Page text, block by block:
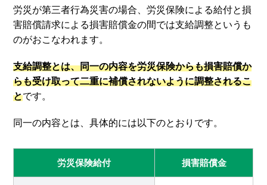
労災が第三者行為災害の場合、労災保険による給付と損
害賠償請求による損害賠償金の間では支給調整というも
のがおこなわれます。
支給調整とは、同一の内容を労災保険からも損害賠償か
らも受け取って二重に補償されないように調整されるこ
とです。
同一の内容とは、具体的には以下のとおりです。
労災保険給付 損害賠償金